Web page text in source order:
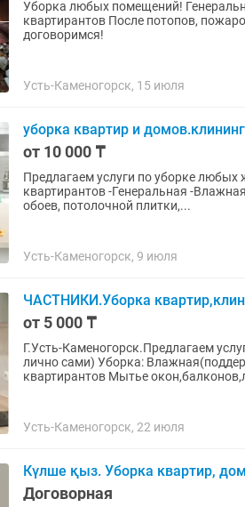
Уборка любых помещений! Генеральная уборка Влажная уборка Уборка после ремонта После
квартирантов После потопов, пожаров, смерти Химчистка мягкой мебели. Звоните! О цене
договоримся!
Усть-Каменогорск, 15 июля
уборка квартир и
от 10 000 ₸
Предлагаем услуги по уборке любых жилых и не
квартирантов -Генеральная -Влажная -После гостей -Уборка под ключ Демонтаж старых
обоев, потолочной плитки,...
Усть-Каменогорск, 9 июля
ЧАСТНИКИ.Уборка
от 5 000 ₸
Г.Усть-Каменогорск.Предлагаем
лично сами) Уборка:
квартирантов Мытье
Усть-Каменогорск, 22 июля
Күлше қыз. Уборка квартир,
Договорная